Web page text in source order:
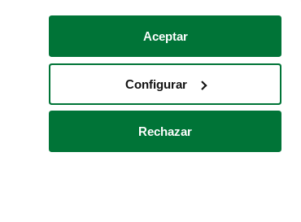
Aceptar
Configurar
Rechazar